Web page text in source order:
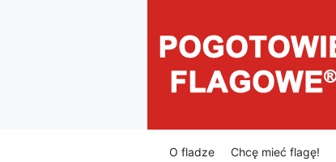
O fladze Chcę mieć flagę!